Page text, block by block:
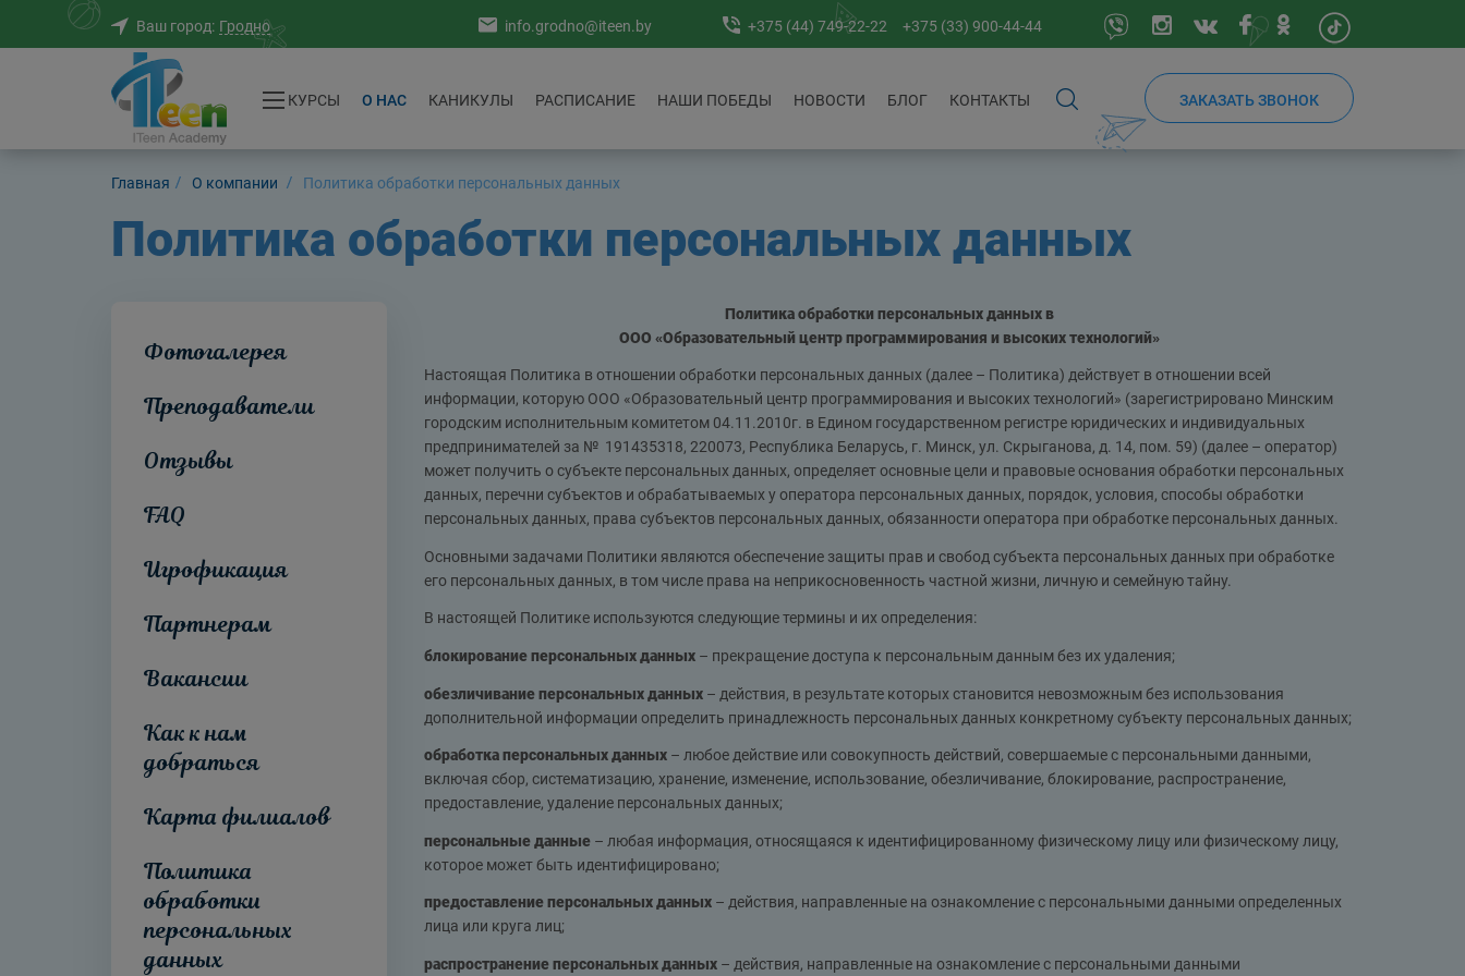
Ваш город: Гродно info.grodno@iteen.by +375 (44) 749-22-22 +375 (33) 900-44-44
КУРСЫ O НАС КАНИКУЛЫ РАСПИСАНИЕ НАШИ ПОБЕДЫ НОВОСТИ БЛОГ КОНТАКТЫ ЗАКАЗАТЬ ЗВОНОК
Главная O компании Политика обработки персональных данных
Политика обработки персональных данных
Фотогалерея
Преподаватели
Отзывы
FAQ
Игрофикация
Партнерам
Вакансии
Как к нам
добраться
Карта филиалов
Политика
обработки
персональных
данных
Политика обработки персональных данных в
ООО «Образовательный центр программирования и высоких технологий»
Настоящая Политика в отношении обработки персональных данных (далее – Политика) действует в отношении всей
информации, которую ООО «Образовательный центр программирования и высоких технологий» (зарегистрировано Минским
городским исполнительным комитетом 04.11.2010г. в Едином государственном регистре юридических и индивидуальных
предпринимателей за № 191435318, 220073, Республика Беларусь, г. Минск, ул. Скрыганова, д. 14, пом. 59) (далее – оператор)
может получить о субъекте персональных данных, определяет основные цели и правовые основания обработки персональных
данных, перечни субъектов и обрабатываемых у оператора персональных данных, порядок, условия, способы обработки
персональных данных, права субъектов персональных данных, обязанности оператора при обработке персональных данных.
Основными задачами Политики являются обеспечение защиты прав и свобод субъекта персональных данных при обработке
его персональных данных, в том числе права на неприкосновенность частной жизни, личную и семейную тайну.
В настоящей Политике используются следующие термины и их определения:
блокирование персональных данных – прекращение доступа к персональным данным без их удаления;
обезличивание персональных данных – действия, в результате которых становится невозможным без использования
дополнительной информации определить принадлежность персональных данных конкретному субъекту персональных данных;
обработка персональных данных – любое действие или совокупность действий, совершаемые с персональными данными,
включая сбор, систематизацию, хранение, изменение, использование, обезличивание, блокирование, распространение,
предоставление, удаление персональных данных;
персональные данные – любая информация, относящаяся к идентифицированному физическому лицу или физическому лицу,
которое может быть идентифицировано;
предоставление персональных данных – действия, направленные на ознакомление с персональными данными определенных
лица или круга лиц;
распространение персональных данных – действия, направленные на ознакомление с персональными данными